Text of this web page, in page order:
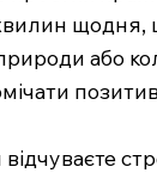
або